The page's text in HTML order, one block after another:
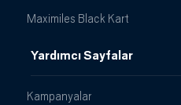
Maximiles Black Kart
Yardımcı Sayfalar
Kampanyalar